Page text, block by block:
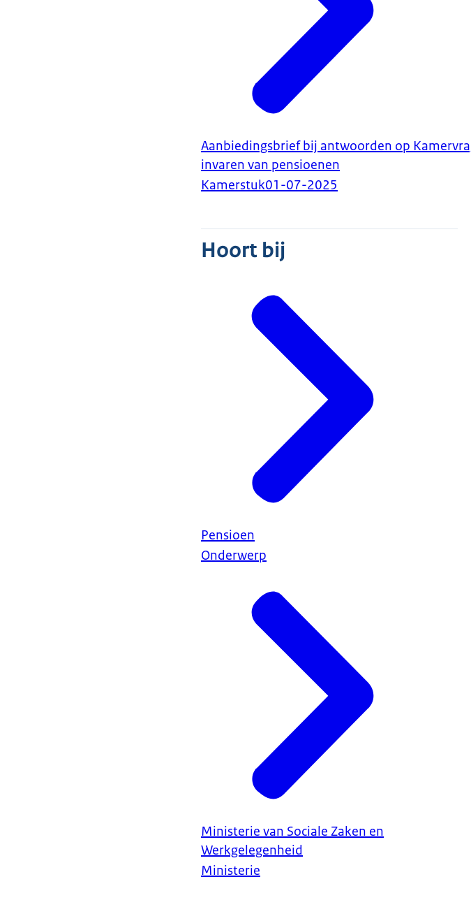
Aanbiedingsbrief bij antwoorden op
invaren van pensioenen
Kamerstuk01-07-2025
Hoort bij
Pensioen
Onderwerp
Ministerie van Sociale Zaken en
Werkgelegenheid
Ministerie